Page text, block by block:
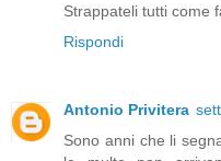
Strappateli tutti come
Rispondi
Antonio Privitera
Sono anni che li